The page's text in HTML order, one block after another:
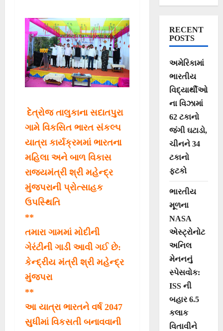
દેત્રોજ તાલુકાના સદાતપુરા
ગામે વિકસિત ભારત સંકલ્પ
યાત્રા કાર્યક્રમમાં ભારતના
મહિલા અને બાળ વિકાસ
રાજ્યમંત્રી શ્રી મહેન્દ્ર
મુંજપરાની પ્રોત્સાહક
ઉપસ્થિતિ
**
તમારા ગામમાં મોદીની
ગેરંટીની ગાડી આવી ગઈ છે:
કેન્દ્રીય મંત્રી શ્રી મહેન્દ્ર
મુંજપરા
**
આ યાત્રા ભારતને વર્ષ 2047
સુધીમાં વિકસતી બનાવવાની
RECENT
POSTS
અમેરિકામાં
ભારતીય
વિદ્યાર્થીઓ
ના વિઝામાં
62 ટકાનો
જંગી ઘટાડો,
ચીનને 34
ટકાનો
ફટકો
ભારતીય
મૂળના
NASA
એસ્ટ્રોનોટ
અનિલ
મેનનનું
સ્પેસવોક:
ISS ની
બહાર 6.5
કલાક
વિતાવીને